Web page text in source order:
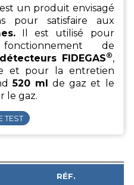
est un produit envisagé
pour satisfaire aux
Il est utilisé pour
de
FIDEGAS®,
et pour la entretien
520 ml de gaz et le
le gaz.
TEST
RÉF.